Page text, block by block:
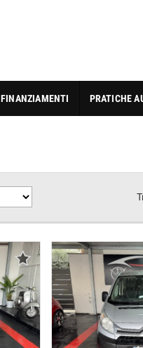
FINANZIAMENTI PRATICHE